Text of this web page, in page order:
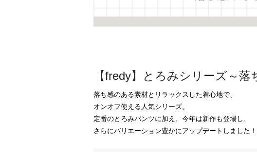
【fredy】とろみシリーズ～
落ち感のある素材とリラックスした着心地で、
オンオフ使える人気シリーズ。
定番のとろみパンツに加え、今年は新作も登場し、
さらにバリエーション豊かにアップデートしました！